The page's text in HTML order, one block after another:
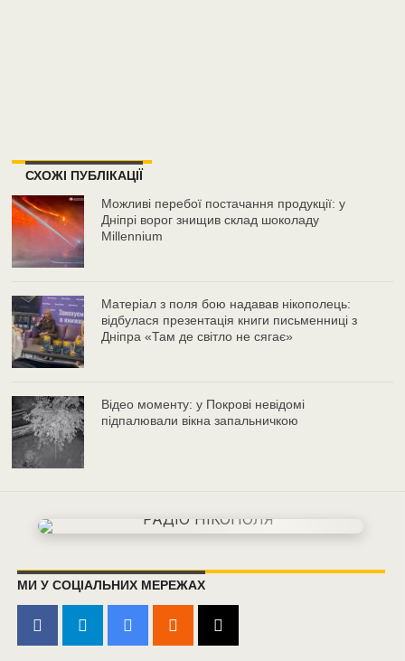
СХОЖІ ПУБЛІКАЦІЇ
Можливі перебої постачання продукції: у
Дніпрі ворог знищив склад шоколаду
Millennium
Матеріал з поля бою надавав нікополець:
відбулася презентація книги письменниці з
Дніпра «Там де світло не сягає»
Відео моменту: у Покрові невідомі
підпалювали вікна запальничкою
МИ У СОЦІАЛЬНИХ МЕРЕЖАХ